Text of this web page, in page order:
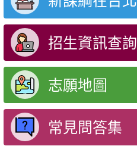
招生資訊查詢
志願地圖
常見問答集